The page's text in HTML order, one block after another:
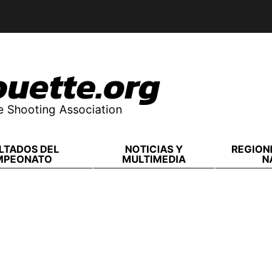
Shooting Association
DEL
NOTICIAS Y
MULTIMEDIA